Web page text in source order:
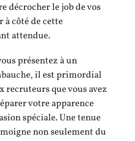
décrocher le job de vos
à côté de cette
attendue.
présentez à un
il est primordial
recruteurs que vous avez
votre apparence
spéciale. Une tenue
non seulement du